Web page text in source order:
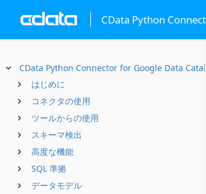
CData Python
CData Python Connector for Google Data
はじめに
コネクタの使用
ツールからの使用
スキーマ検出
高度な機能
SQL 準拠
データモデル